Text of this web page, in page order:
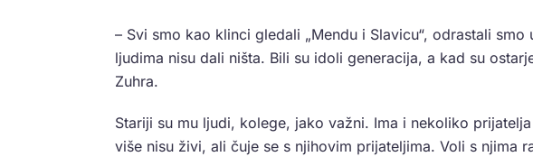
– Svi smo kao klinci gledali „Mendu i Slavicu“, odrastali
ljudima nisu dali ništa. Bili su idoli generacija, a kad su
Zuhra.
Stariji su mu ljudi, kolege, jako važni. Ima i nekoliko
više nisu živi, ali čuje se s njihovim prijateljima. Voli s njima